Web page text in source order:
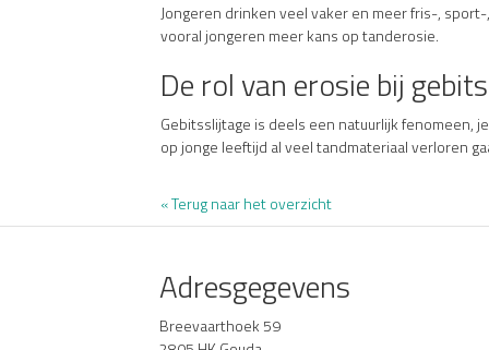
Jongeren drinken veel vaker en meer fris-,
vooral jongeren meer kans op tanderosie.
De rol van erosie bij
Gebitsslijtage is deels een natuurlijk fenomeen,
op jonge leeftijd al veel tandmateriaal verloren
« Terug naar het overzicht
Adresgegevens
Breevaarthoek 59